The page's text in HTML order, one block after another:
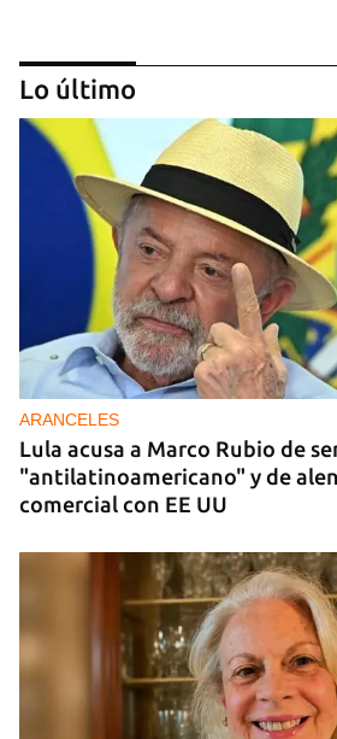
DONACIONES
China entrega otros 5.000
para zonas rurales de Cuba
Lo último
ARANCELES
Lula acusa a Marco Rubio de
"antilatinoamericano" y de
comercial con EE UU